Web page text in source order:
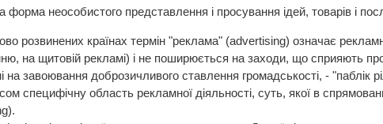
форма неособистого представлення і просування ідей, товарів і
розвинених країнах термін "реклама" (advertising) означає
на щитовій рекламі) і не поширюється на заходи, що сприяють
на завоювання доброзичливого ставлення громадськості, -
специфічну область рекламної діяльності, суть, якої в